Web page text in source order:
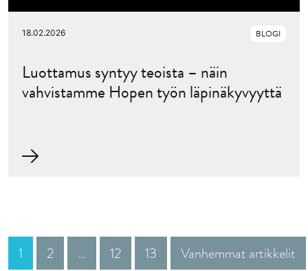
18.02.2026 BLOGI
Luottamus syntyy teoista – näin
vahvistamme Hopen työn läpinäkyvyyttä
1 2 … 12 13 Vanhemmat artikkelit